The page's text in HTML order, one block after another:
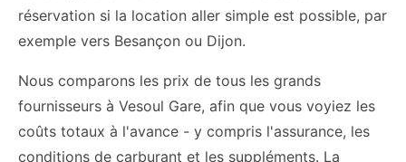
réservation si la location aller simple est possible, par
exemple vers Besançon ou Dijon.
Nous comparons les prix de tous les grands
fournisseurs à Vesoul Gare, afin que vous voyiez les
coûts totaux à l'avance - y compris l'assurance, les
conditions de carburant et les suppléments. La